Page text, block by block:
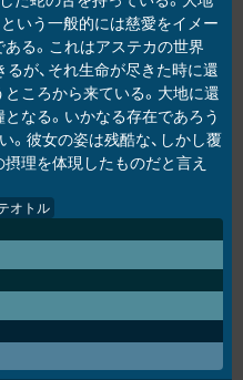
という一般的には慈愛をイメー
る。これはアステカの世界
るが、それ生命が尽きた時に還
ころから来ている。大地に還
なる。いかなる存在であろう
。彼女の姿は残酷な、しかし覆
理を体現したものだと言え
オトル